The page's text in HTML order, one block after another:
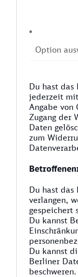
*
Du hast das
jederzeit
Angabe von
Zugang der
Daten
zum
Du hast das
verlangen,
gespeichert
Du kannst
Du kannst
Berliner
beschweren.